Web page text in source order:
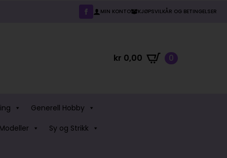
MIN KONTO KJØPSVILKÅR OG BETINGELSER
kr 0,00 0
Generell Hobby
Sy og Strikk